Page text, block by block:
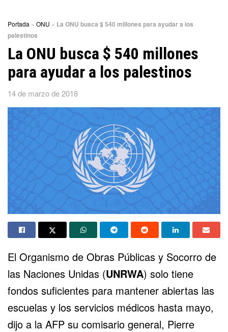
Portada » ONU » La ONU busca $ 540 millones para ayudar a los
palestinos
La ONU busca $ 540 millones
para ayudar a los palestinos
14 de marzo de 2018
El Organismo de Obras Públicas y Socorro de
las Naciones Unidas (UNRWA) solo tiene
fondos suficientes para mantener abiertas las
escuelas y los servicios médicos hasta mayo,
dijo a la AFP su comisario general, Pierre